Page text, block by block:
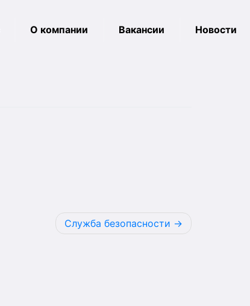
О компании Вакансии Новости
Служба безопасности